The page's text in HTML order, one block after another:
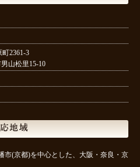
2361-3
山松里15-10
地域
市(京都)を中心とした、大阪・奈良・京